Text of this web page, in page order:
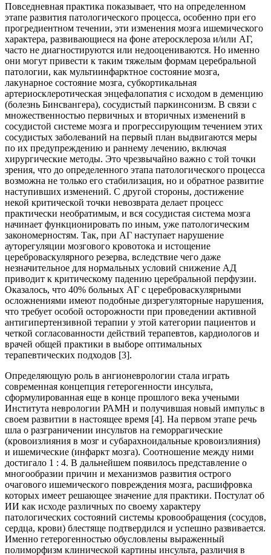
Повседневная практика показывает, что на определенном
этапе развития патологического процесса, особенно при его
прогредиентном течении, эти изменения мозга ишемического
характера, развивающиеся на фоне атеросклероза и/или АГ,
часто не диагностируются или недооцениваются. Но именно
они могут привести к таким тяжелым формам церебральной
патологии, как мультиинфарктное состояние мозга,
лакунарное состояние мозга, субкортикальная
артериосклеротическая энцефалопатия с исходом в деменцию
(болезнь Бинсвангера), сосудистый паркинсонизм. В связи с
множественностью первичных и вторичных изменений в
сосудистой системе мозга и прогрессирующим течением этих
сосудистых заболеваний на первый план выдвигаются меры
по их предупреждению и раннему лечению, включая
хирургические методы. Это чрезвычайно важно с той точки
зрения, что до определенного этапа патологического процесса
возможна не только его стабилизация, но и обратное развитие
наступивших изменений. С другой стороны, достижение
некой критической точки невозврата делает процесс
практически необратимым, и вся сосудистая система мозга
начинает функционировать по иным, уже патологическим
закономерностям. Так, при АГ наступает нарушение
ауторегуляции мозгового кровотока и истощение
цереброваскулярного резерва, вследствие чего даже
незначительное для нормальных условий снижение АД
приводит к критическому падению церебральной перфузии.
Оказалось, что 40% больных АГ с цереброваскулярными
осложнениями имеют подобные дизрегуляторные нарушения,
что требует особой осторожности при проведении активной
антигипертензивной терапии у этой категории пациентов и
четкой согласованности действий терапевтов, кардиологов и
врачей общей практики в выборе оптимальных
терапевтических подходов [3].
Определяющую роль в ангионеврологии стала играть
современная концепция гетерогенности инсульта,
сформулированная еще в конце прошлого века учеными
Института неврологии РАМН и получившая новый импульс в
своем развитии в настоящее время [4]. На первом этапе речь
шла о разграничении инсультов на геморрагические
(кровоизлияния в мозг и субарахноидальные кровоизлияния)
и ишемические (инфаркт мозга). Соотношение между ними
достигало 1 : 4. В дальнейшем появилось представление о
многообразии причин и механизмов развития острого
очагового ишемического повреждения мозга, расшифровка
которых имеет решающее значение для практики. Постулат об
ИИ как исходе различных по своему характеру
патологических состояний системы кровообращения (сосудов,
сердца, крови) блестяще подтвердился и успешно развивается.
Именно гетерогенностью обусловлены выраженный
полиморфизм клинической картины инсульта, различия в